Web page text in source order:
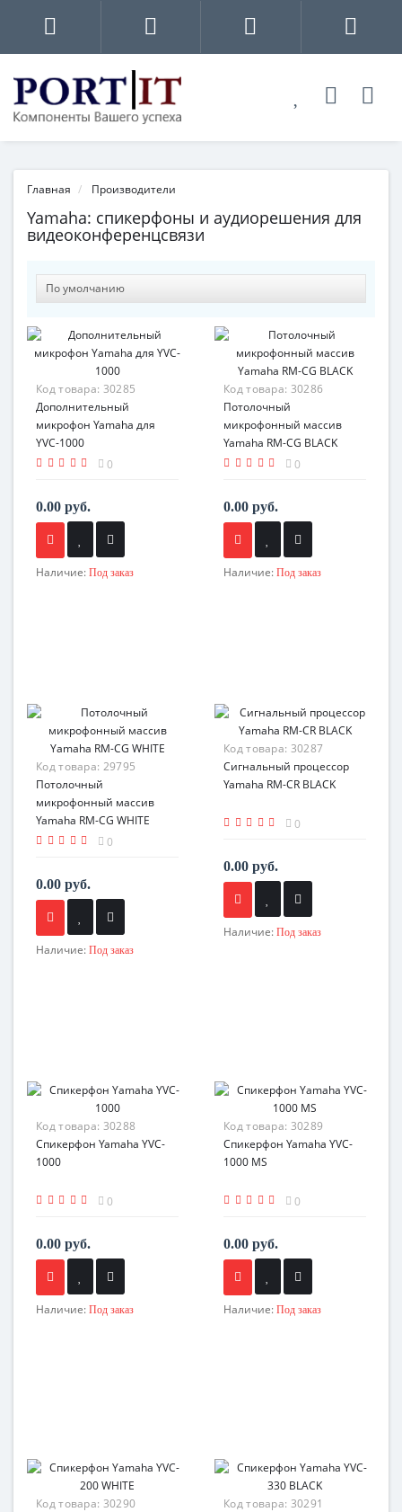
Главная Производители
Yamaha: спикерфоны и аудиорешения для
видеоконференцсвязи
Код товара: 30285
Дополнительный
микрофон Yamaha для
YVC-1000
0
0.00 руб.
Наличие: Под заказ
Код товара: 30286
Потолочный
микрофонный массив
Yamaha RM-CG BLACK
0
0.00 руб.
Наличие: Под заказ
Код товара: 29795
Потолочный
микрофонный массив
Yamaha RM-CG WHITE
0
0.00 руб.
Наличие: Под заказ
Код товара: 30287
Сигнальный процессор
Yamaha RM-CR BLACK
0
0.00 руб.
Наличие: Под заказ
Код товара: 30288
Спикерфон Yamaha YVC-
1000
0
0.00 руб.
Наличие: Под заказ
Код товара: 30289
Спикерфон Yamaha YVC-
1000 MS
0
0.00 руб.
Наличие: Под заказ
Код товара: 30290
Код товара: 30291